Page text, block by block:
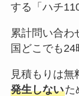
する「ハチ
累計問い合わ
国どこでも24
見積もりは無
発生しないた